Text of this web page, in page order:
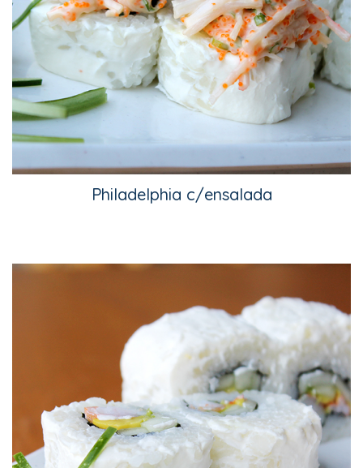
Philadelphia c/ensalada